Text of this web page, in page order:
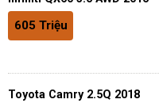
605 Triệu
Toyota Camry 2.5Q 2018